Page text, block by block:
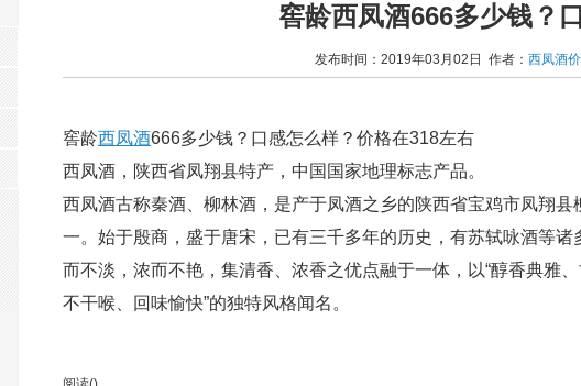
窖龄西凤酒666多少钱？
发布时间：2019年03月02日 作者： 西凤酒
窖龄西凤酒666多少钱？口感怎么样？价格在318左右
西凤酒，陕西省凤翔县特产，中国国家地理标志产品。
西凤酒古称秦酒、柳林酒，是产于凤酒之乡的陕西省宝鸡市凤翔
一。始于殷商，盛于唐宋，已有三千多年的历史，有苏轼咏酒等
而不淡，浓而不艳，集清香、浓香之优点融于一体，以“醇香典雅
不干喉、回味愉快”的独特风格闻名。